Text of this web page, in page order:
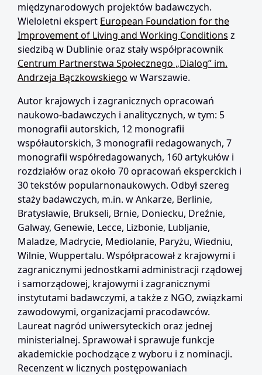
międzynarodowych projektów badawczych.
Wieloletni ekspert European Foundation for the
Improvement of Living and Working Conditions z
siedzibą w Dublinie oraz stały współpracownik
Centrum Partnerstwa Społecznego „Dialog” im.
Andrzeja Bączkowskiego w Warszawie.
Autor krajowych i zagranicznych opracowań
naukowo-badawczych i analitycznych, w tym: 5
monografii autorskich, 12 monografii
współautorskich, 3 monografii redagowanych, 7
monografii współredagowanych, 160 artykułów i
rozdziałów oraz około 70 opracowań eksperckich i
30 tekstów popularnonaukowych. Odbył szereg
staży badawczych, m.in. w Ankarze, Berlinie,
Bratysławie, Brukseli, Brnie, Doniecku, Dreźnie,
Galway, Genewie, Lecce, Lizbonie, Lubljanie,
Maladze, Madrycie, Mediolanie, Paryżu, Wiedniu,
Wilnie, Wuppertalu. Współpracował z krajowymi i
zagranicznymi jednostkami administracji rządowej
i samorządowej, krajowymi i zagranicznymi
instytutami badawczymi, a także z NGO, związkami
zawodowymi, organizacjami pracodawców.
Laureat nagród uniwersyteckich oraz jednej
ministerialnej. Sprawował i sprawuje funkcje
akademickie pochodzące z wyboru i z nominacji.
Recenzent w licznych postępowaniach